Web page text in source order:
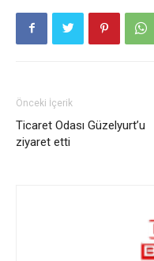
Önceki İçerik
Ticaret Odası Güzelyurt’u
ziyaret etti